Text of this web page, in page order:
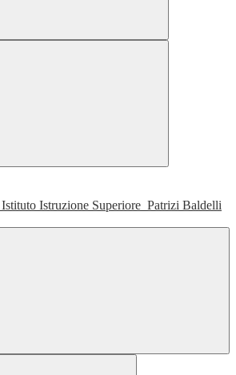
Istituto Istruzione Superiore Patrizi Baldelli